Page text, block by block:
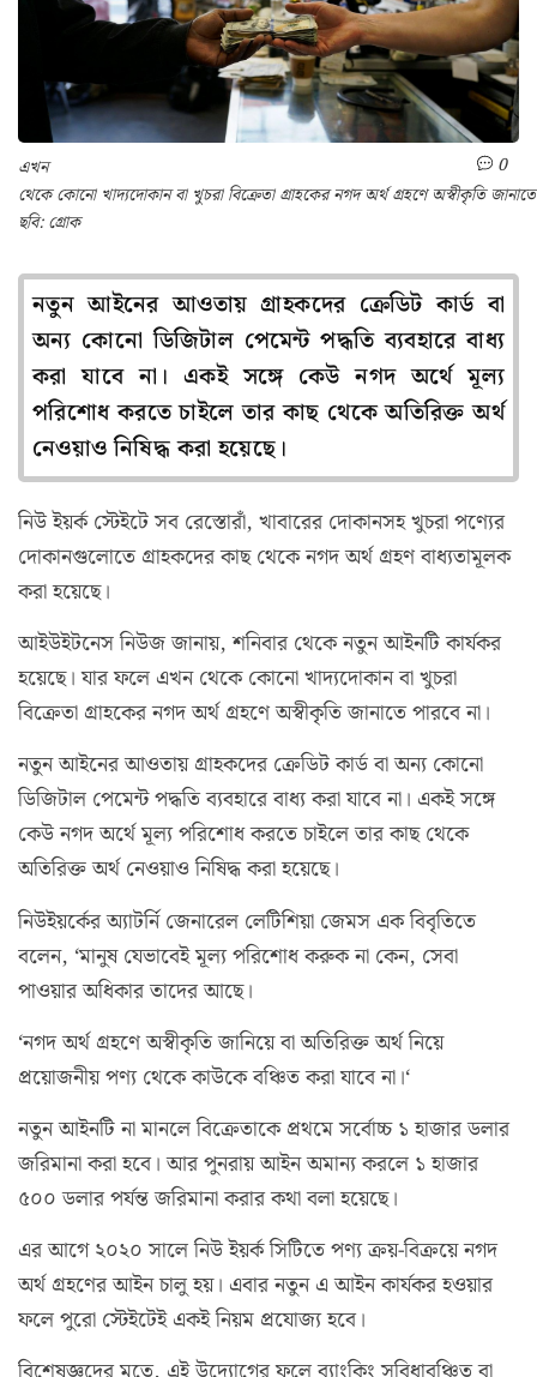
এখন
থেকে কোনো খাদ্যদোকান বা খুচরা বিক্রেতা গ্রাহকের নগদ অর্থ গ্রহণে অস্বীকৃতি
ছবি: গ্রোক
0
নতুন আইনের আওতায় গ্রাহকদের ক্রেডিট কার্ড বা
অন্য কোনো ডিজিটাল পেমেন্ট পদ্ধতি ব্যবহারে বাধ্য
করা যাবে না। একই সঙ্গে কেউ নগদ অর্থে মূল্য
পরিশোধ করতে চাইলে তার কাছ থেকে অতিরিক্ত অর্থ
নেওয়াও নিষিদ্ধ করা হয়েছে।
নিউ ইয়র্ক স্টেইটে সব রেস্তোরাঁ, খাবারের দোকানসহ খুচরা পণ্যের
দোকানগুলোতে গ্রাহকদের কাছ থেকে নগদ অর্থ গ্রহণ বাধ্যতামূলক
করা হয়েছে।
আইউইটনেস নিউজ জানায়, শনিবার থেকে নতুন আইনটি কার্যকর
হয়েছে। যার ফলে এখন থেকে কোনো খাদ্যদোকান বা খুচরা
বিক্রেতা গ্রাহকের নগদ অর্থ গ্রহণে অস্বীকৃতি জানাতে পারবে না।
নতুন আইনের আওতায় গ্রাহকদের ক্রেডিট কার্ড বা অন্য কোনো
ডিজিটাল পেমেন্ট পদ্ধতি ব্যবহারে বাধ্য করা যাবে না। একই সঙ্গে
কেউ নগদ অর্থে মূল্য পরিশোধ করতে চাইলে তার কাছ থেকে
অতিরিক্ত অর্থ নেওয়াও নিষিদ্ধ করা হয়েছে।
নিউইয়র্কের অ্যাটর্নি জেনারেল লেটিশিয়া জেমস এক বিবৃতিতে
বলেন, ‘মানুষ যেভাবেই মূল্য পরিশোধ করুক না কেন, সেবা
পাওয়ার অধিকার তাদের আছে।
‘নগদ অর্থ গ্রহণে অস্বীকৃতি জানিয়ে বা অতিরিক্ত অর্থ নিয়ে
প্রয়োজনীয় পণ্য থেকে কাউকে বঞ্চিত করা যাবে না।‘
নতুন আইনটি না মানলে বিক্রেতাকে প্রথমে সর্বোচ্চ ১ হাজার ডলার
জরিমানা করা হবে। আর পুনরায় আইন অমান্য করলে ১ হাজার
৫০০ ডলার পর্যন্ত জরিমানা করার কথা বলা হয়েছে।
এর আগে ২০২০ সালে নিউ ইয়র্ক সিটিতে পণ্য ক্রয়-বিক্রয়ে নগদ
অর্থ গ্রহণের আইন চালু হয়। এবার নতুন এ আইন কার্যকর হওয়ার
ফলে পুরো স্টেইটেই একই নিয়ম প্রযোজ্য হবে।